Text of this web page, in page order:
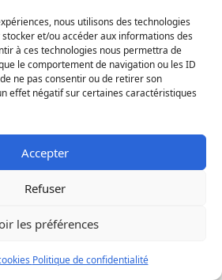
nous utilisons des technologies
et/ou accéder aux informations des
à ces technologies nous permettra de
le comportement de navigation ou les ID
ne pas consentir ou de retirer son
effet négatif sur certaines caractéristiques
Accepter
Refuser
les préférences
Politique de confidentialité
12h / 14h – 18h